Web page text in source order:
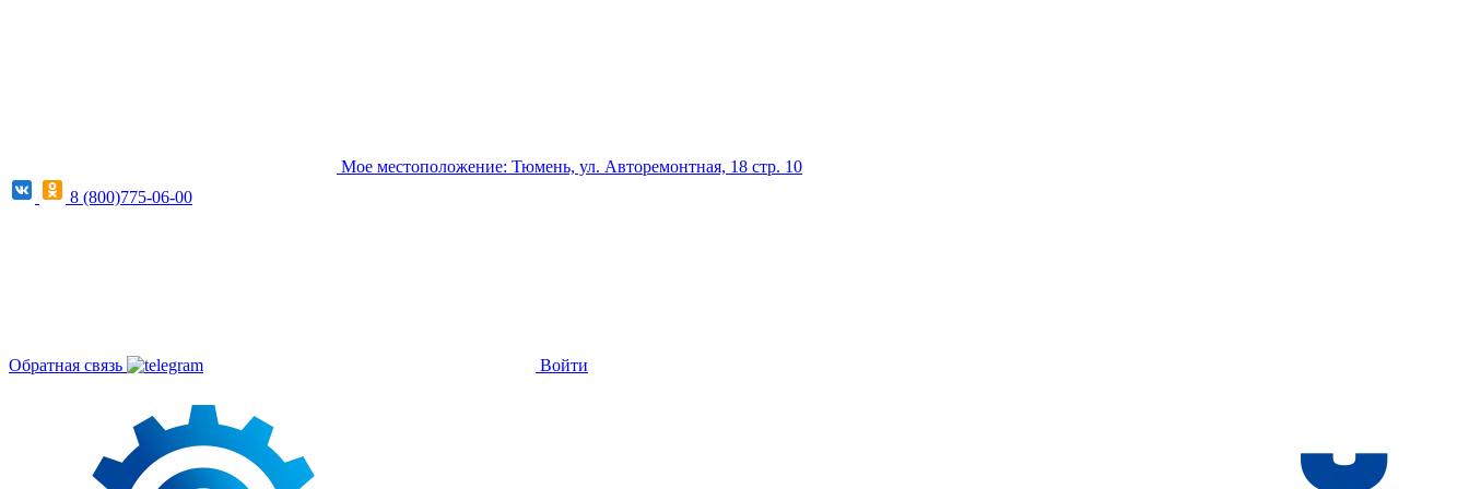
Мое местоположение: Тюмень, ул. Авторемонтная, 18 стр. 10
8 (800)775-06-00
Обратная связь Войти